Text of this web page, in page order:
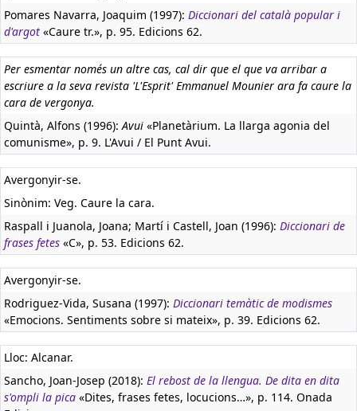
Pomares Navarra, Joaquim (1997): Diccionari del català popular i
d'argot «Caure tr.», p. 95. Edicions 62.
Per esmentar només un altre cas, cal dir que el que va arribar a
escriure a la seva revista 'L'Esprit' Emmanuel Mounier ara fa caure la
cara de vergonya.
Quintà, Alfons (1996):Avui «Planetàrium. La llarga agonia del
comunisme», p. 9. L'Avui / El Punt Avui.
Avergonyir-se.
Sinònim: Veg. Caure la cara.
Raspall i Juanola, Joana; Martí i Castell, Joan (1996): Diccionari de
frases fetes «C», p. 53. Edicions 62.
Avergonyir-se.
Rodriguez-Vida, Susana (1997): Diccionari temàtic de modismes
«Emocions. Sentiments sobre si mateix», p. 39. Edicions 62.
Lloc: Alcanar.
Sancho, Joan-Josep (2018): El rebost de la llengua. De dita en dita
s'ompli la pica «Dites, frases fetes, locucions…», p. 114. Onada